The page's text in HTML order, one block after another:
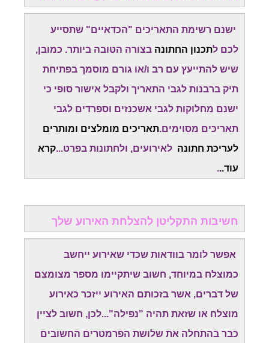
ישנם רשימת התאריכים "הכדאיים" שתסייע
לכם לתכנון החתונה בצורה הטובה ביותר. כמובן,
שיש להתייעץ עם רב ו/או גורם מוסמך בפתיחת
תיק ברבנות לגבי התאריך ולקבל אישור סופי כי
ישנם מחלוקות לגבי אשכנזים וספרדים לגבי
תאריכים מסוימים.תאריכים מומלצים ומותרים
לעריכת חתונה לאירועים, ולחתונות בפרט...קרא
עוד...
חשיבות התקליטן להצלחת האירוע שלך
אפשר לומר בוודאות שכדי שאירוע ייחשב
כמוצלח במיוחד, חשוב שיתקיימו מספר מצומצם
של דברים, אשר בזכותם האירוע ייזכר כאירוע
מוצלח או שזאת תהיה "נפילה"...לכן, חשוב לציין
כבר בהתחלה את שלושת הפרמטרים החשובים